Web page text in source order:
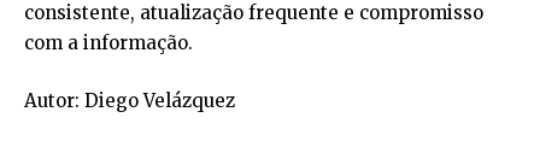
consistente, atualização frequente e compromisso
com a informação.
Autor: Diego Velázquez